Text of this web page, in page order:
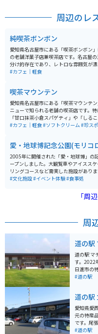
ど約10種
るとと
報館「れ
の遺構、
内を散策
できます。
周辺のレ
純喫茶ボンボン
愛知県名古屋市にある「喫茶ボンボン
の老舗洋菓子店兼喫茶店です。名古屋
分け的存在であり、レトロな雰囲気が
の時代にタイムスリップしたかのような
気なのは、しっかりと甘いクリームを使
昔ながらのホットケーキです。さらに
価格で提供される「モーニングセット」
愛されています。街中にありますが、
り駐車場も広いので車やバイクでも問題
#カフェ｜軽食
喫茶マウンテン
愛知県名古屋市にある「喫茶マウンテ
ニューで知られる老舗の喫茶店です。
「甘口抹茶小倉スパゲティ」や「しる
風変わった甘いパスタ料理です。店内は
イスなど、幅広い料理が楽しめます。ど
で、頼みすぎないように気をつけまし
#カフェ｜軽食#ソフトクリーム#珍ス
愛・地球博記念公園(モリコ
2005年に開催された「愛・地球博」の
ープンしました。大観覧車やアイスス
リングコースなど需実した施設があります。 2022
月1日には、園内にジブリパーク(第1期)
どこ森」の３つのエリアがあり、ジブ
めます。大きな乗り物やアトラクショ
#文化施設#イベント体験#食事処
「周
周
道の駅
道の駅 マ
す。2022
日進市の
ルシェ」
史跡が調
進は、そ
として人気を集め
農家が丹
産品であ
#道の駅
道の駅
愛知県愛
元の特産
です。尾
れた道の
#道の駅